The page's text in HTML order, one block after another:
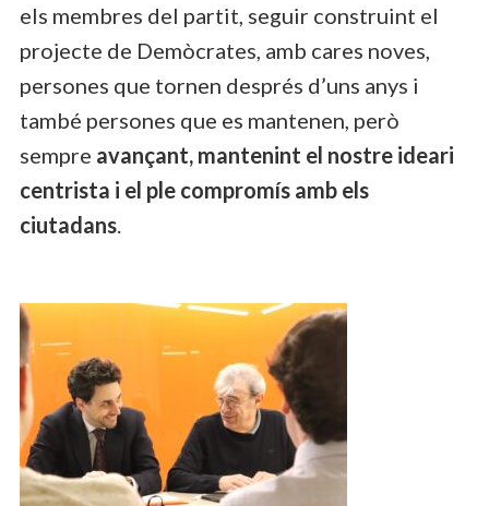
els membres del partit, seguir construint el
projecte de Demòcrates, amb cares noves,
persones que tornen després d’uns anys i
també persones que es mantenen, però
sempre avançant, mantenint el nostre ideari
centrista i el ple compromís amb els
ciutadans.